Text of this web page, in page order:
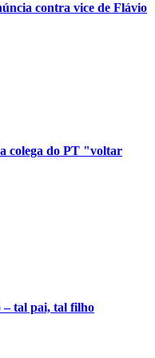
contra vice de Flávio
colega do PT "voltar
– tal pai, tal filho